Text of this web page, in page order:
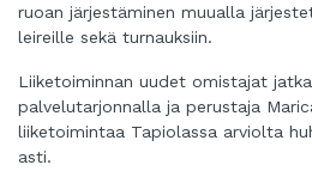
ruoan järjestäminen muualla
leireille sekä turnauksiin.
Liiketoiminnan uudet omistajat
palvelutarjonnalla ja perustaja
liiketoimintaa Tapiolassa arviolta
asti.